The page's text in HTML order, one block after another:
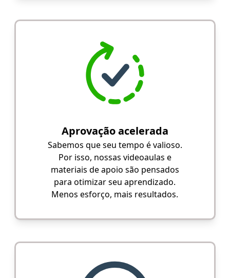
Aprovação acelerada
Sabemos que seu tempo é valioso.
Por isso, nossas videoaulas e
materiais de apoio são pensados
para otimizar seu aprendizado.
Menos esforço, mais resultados.